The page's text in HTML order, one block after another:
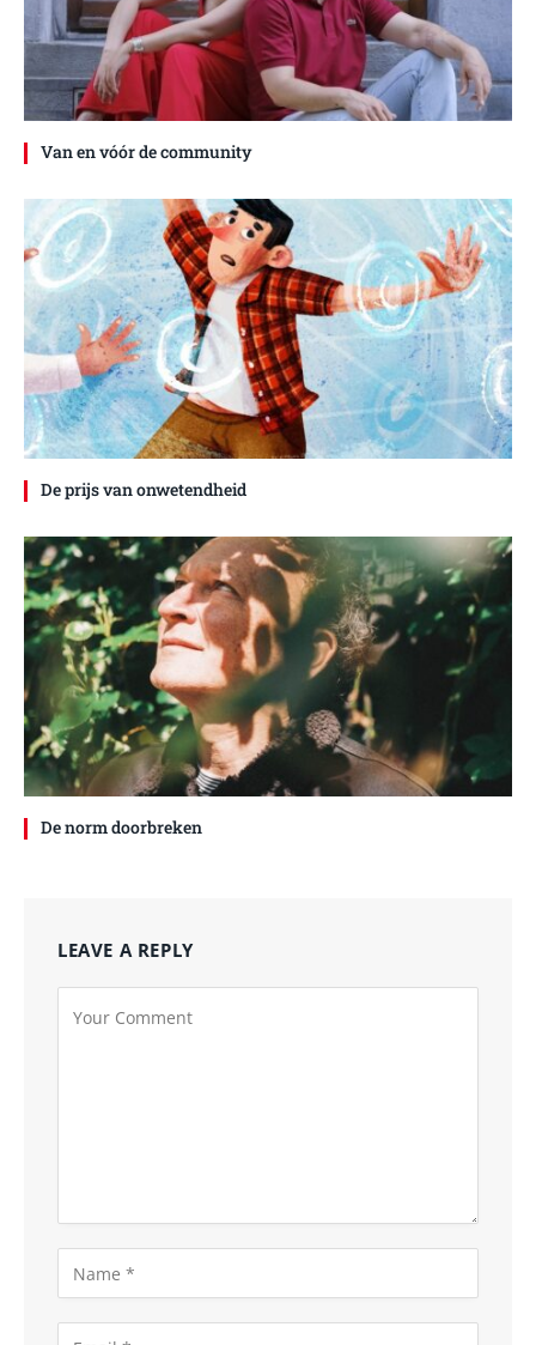
Van en vóór de community
De prijs van onwetendheid
De norm doorbreken
LEAVE A REPLY